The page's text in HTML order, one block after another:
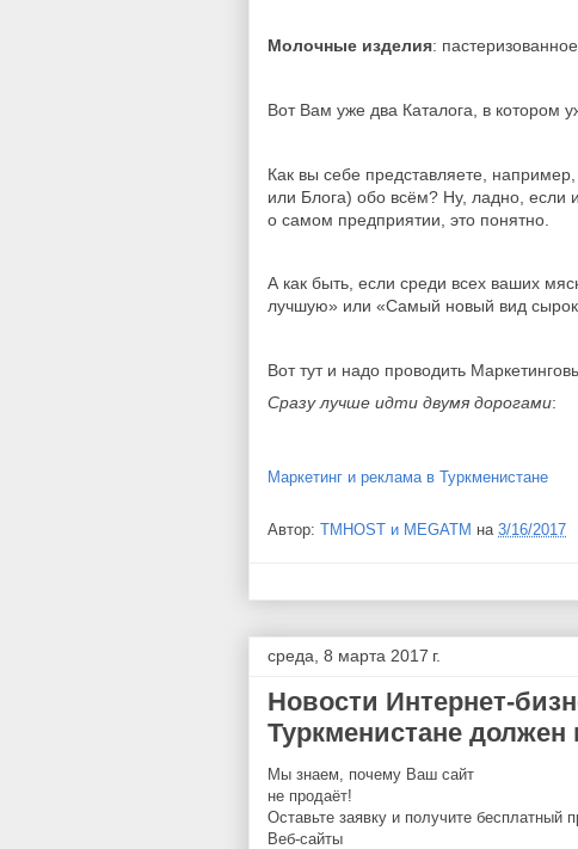
Молочные изделия:
Вот Вам уже два Каталога, в котором
Как вы себе представляете,
или Блога) обо всём? Ну, ладно, если
о самом предприятии, это понятно.
А как быть, если среди всех ваших
лучшую» или «Самый новый вид
Вот тут и надо проводить
Сразу лучше идти двумя дорогами:
Маркетинг и реклама в Туркменистане
Автор: TMHOST и MEGATM на 3/16/2017
среда, 8 марта 2017 г.
Новости Интернет-
Туркменистане должен
Мы знаем, почему Ваш сайт
не продаёт!
Оставьте заявку и получите бесплатный
Веб-сайты